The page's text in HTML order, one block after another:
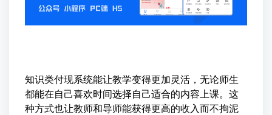
知识类付现系统能让教学变得更加灵活，无论师生
都能在自己喜欢时间选择自己适合的内容上课。这
种方式也让教师和导师能获得更高的收入而不拘泥